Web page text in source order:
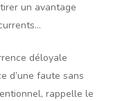
un avantage
déloyale
d’une faute sans
rappelle le